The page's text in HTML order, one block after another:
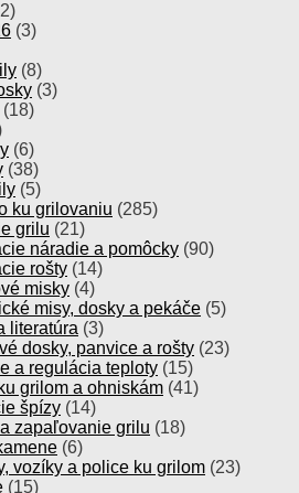
(3)
(8)
(3)
(18)
(6)
(38)
(5)
ku grilovaniu (285)
grilu (21)
náradie a pomôcky (90)
rošty (14)
misky (4)
misy, dosky a pekáče (5)
literatúra (3)
dosky, panvice a rošty (23)
a regulácia teploty (15)
grilom a ohniskám (41)
špízy (14)
zapaľovanie grilu (18)
(6)
vozíky a police ku grilom (23)
(15)